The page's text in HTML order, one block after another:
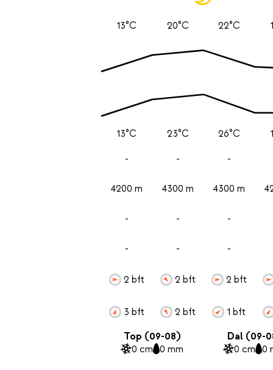
13°C
13°C
-
4200 m
-
-
2 bft
3 bft
20°C
23°C
-
4300 m
-
-
2 bft
2 bft
22°C
26°C
-
4300 m
-
-
2 bft
1 bft
Top (09-08)
0 cm 0 mm
Dal (09-
0 cm 0